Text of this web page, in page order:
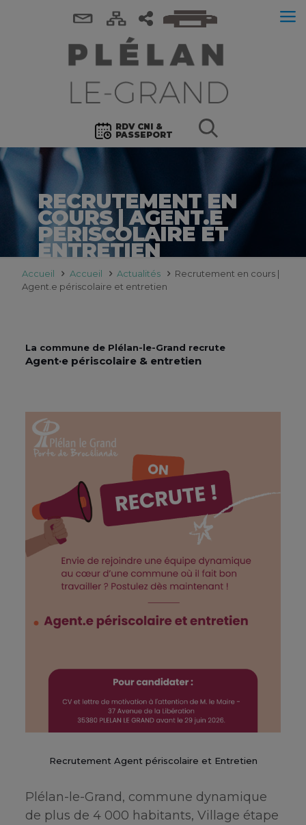
RDV CNI &
PASSEPORT
RECRUTEMENT EN
COURS | AGENT.E
PÉRISCOLAIRE ET
ENTRETIEN
Accueil Accueil Actualités
Recrutement en cours |
Agent.e périscolaire et entretien
La commune de Plélan-le-Grand recrute
Agent·e périscolaire & entretien
Recrutement Agent périscolaire et Entretien
Plélan-le-Grand, commune dynamique
de plus de 4 000 habitants, Village étape